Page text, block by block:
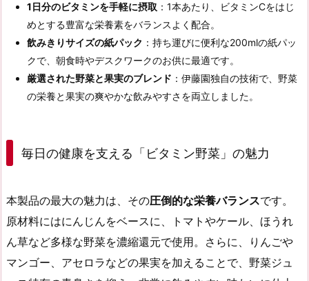
1日分のビタミンを手軽に摂取 ：1本あたり、ビタミンCをはじ
めとする豊富な栄養素をバランスよく配合。
飲みきりサイズの紙パック ：持ち運びに便利な200mlの紙パッ
クで、朝食時やデスクワークのお供に最適です。
厳選された野菜と果実のブレンド ：伊藤園独自の技術で、野菜
の栄養と果実の爽やかな飲みやすさを両立しました。
毎日の健康を支える「ビタミン野菜」の魅力
本製品の最大の魅力は、その圧倒的な栄養バランスです。
原材料にはにんじんをベースに、トマトやケール、ほうれ
ん草など多様な野菜を濃縮還元で使用。さらに、りんごや
マンゴー、アセロラなどの果実を加えることで、野菜ジュ